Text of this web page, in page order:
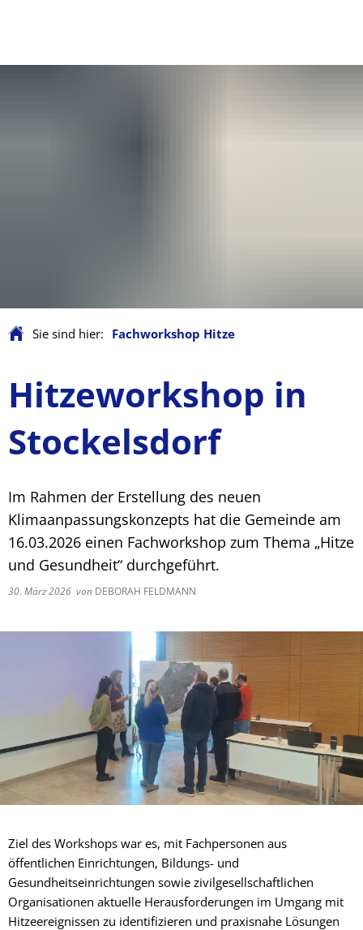
Sie sind hier: Fachworkshop Hitze
Hitzeworkshop in
Stockelsdorf
Im Rahmen der Erstellung des neuen
Klimaanpassungskonzepts hat die Gemeinde am
16.03.2026 einen Fachworkshop zum Thema „Hitze
und Gesundheit“ durchgeführt.
30. März 2026 von DEBORAH FELDMANN
Ziel des Workshops war es, mit Fachpersonen aus
öffentlichen Einrichtungen, Bildungs- und
Gesundheitseinrichtungen sowie zivilgesellschaftlichen
Organisationen aktuelle Herausforderungen im Umgang mit
Hitzeereignissen zu identifizieren und praxisnahe Lösungen